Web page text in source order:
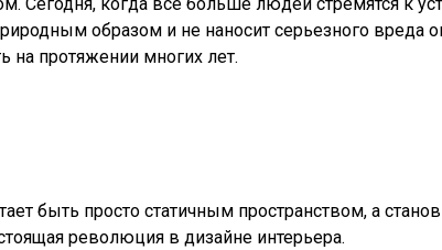
Сегодня, когда всё больше людей стремятся к
образом и не наносит серьезного
на протяжении многих лет.
быть просто статичным пространством, а
революция в дизайне интерьера.